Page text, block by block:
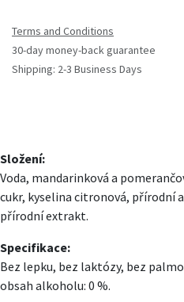
Terms and Conditions
30-day money-back guarantee
Shipping: 2-3 Business Days
Složení:
Voda, mandarinková a
cukr, kyselina citronová, přírodní
přírodní extrakt.
Specifikace:
Bez lepku, bez laktózy, bez
obsah alkoholu: 0 %.